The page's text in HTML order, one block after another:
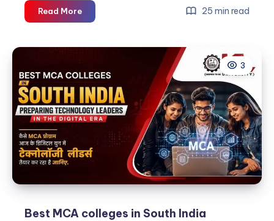
Read MoreHow
to
career
@
best
BBA
colleges
in
25 min read
3
Best MCA colleges in South India